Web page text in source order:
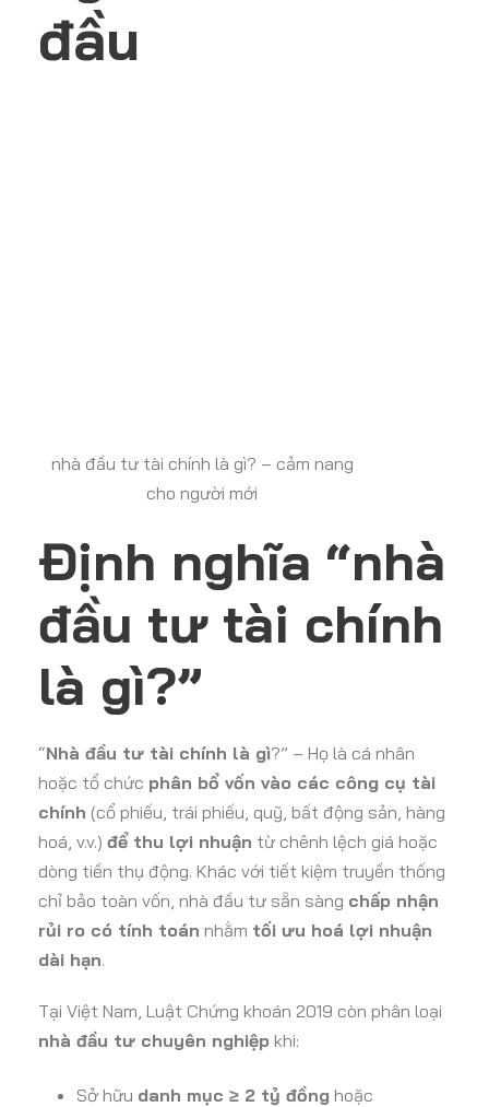
đầu
nhà đầu tư tài chính là gì? – cảm nang
cho người mới
Định nghĩa “nhà
đầu tư tài chính
là gì?”
“Nhà đầu tư tài chính là gì?” – Họ là cá nhân
hoặc tổ chức phân bổ vốn vào các công cụ tài
chính (cổ phiếu, trái phiếu, quỹ, bất động sản, hàng
hoá, v.v.) để thu lợi nhuận từ chênh lệch giá hoặc
dòng tiền thụ động. Khác với tiết kiệm truyền thống
chỉ bảo toàn vốn, nhà đầu tư sẵn sàng chấp nhận
rủi ro có tính toán nhằm tối ưu hoá lợi nhuận
dài hạn.
Tại Việt Nam, Luật Chứng khoán 2019 còn phân loại
nhà đầu tư chuyên nghiệp khi:
Sở hữu danh mục ≥ 2 tỷ đồng hoặc